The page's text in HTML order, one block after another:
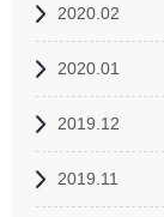
2020.02
2020.01
2019.12
2019.11